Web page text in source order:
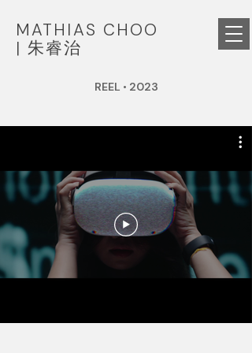
MATHIAS CHOO
|朱睿治
REEL • 2023